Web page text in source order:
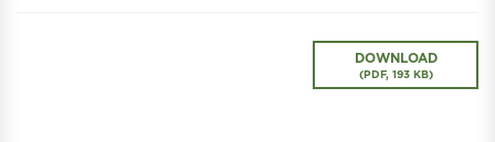
DOWNLOAD
(PDF, 193 KB)